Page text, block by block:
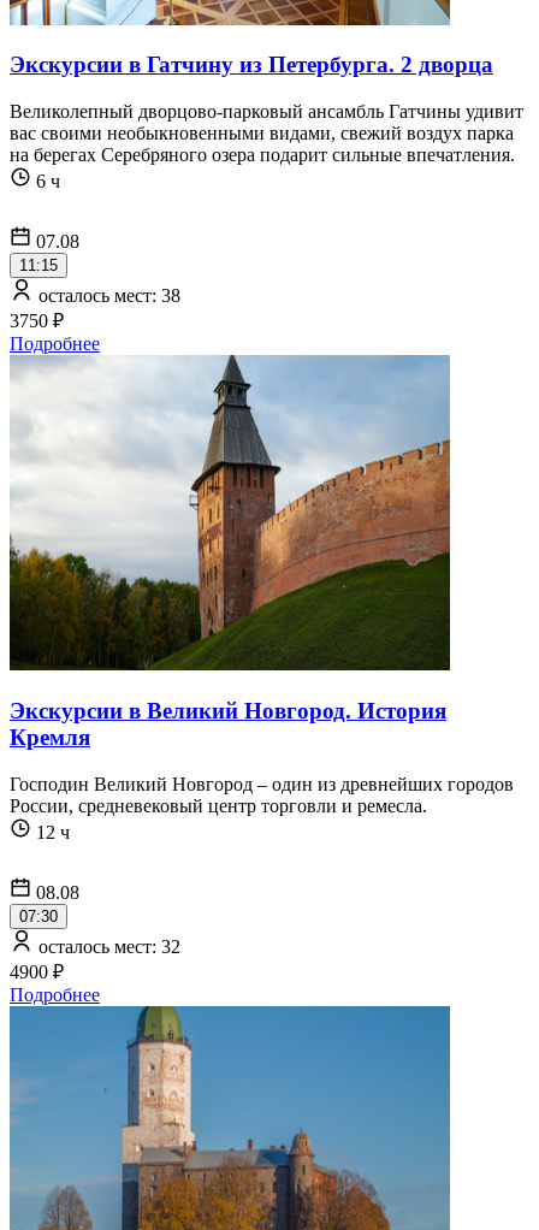
Экскурсии в Гатчину из Петербурга. 2 дворца
Великолепный дворцово-парковый ансамбль Гатчины удивит
вас своими необыкновенными видами, свежий воздух парка
на берегах Серебряного озера подарит сильные впечатления.
6 ч
07.08
11:15
осталось мест: 38
3750 ₽
Подробнее
Экскурсии в Великий Новгород. История
Кремля
Господин Великий Новгород – один из древнейших городов
России, средневековый центр торговли и ремесла.
12 ч
08.08
07:30
осталось мест: 32
4900 ₽
Подробнее